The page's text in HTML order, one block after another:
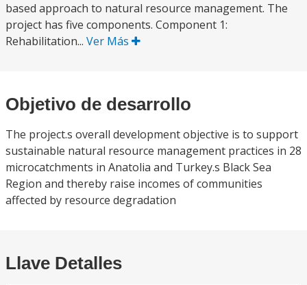
based approach to natural resource management. The
project has five components. Component 1:
Rehabilitation... Ver Más
Objetivo de desarrollo
The project.s overall development objective is to support
sustainable natural resource management practices in 28
microcatchments in Anatolia and Turkey.s Black Sea
Region and thereby raise incomes of communities
affected by resource degradation
Llave Detalles